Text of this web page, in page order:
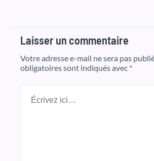
Laisser un commentaire
Votre adresse e-mail ne sera pas
obligatoires sont indiqués avec *
ici…